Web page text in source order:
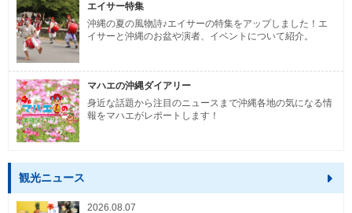
エイサー特集
沖縄の夏の風物詩♪エイサーの特集をアップしました！エ
イサーと沖縄のお盆や演者、イベントについて紹介。
マハエの沖縄ダイアリー
身近な話題から注目のニュースまで沖縄各地の気になる情
報をマハエがレポートします！
観光ニュース
2026.08.07